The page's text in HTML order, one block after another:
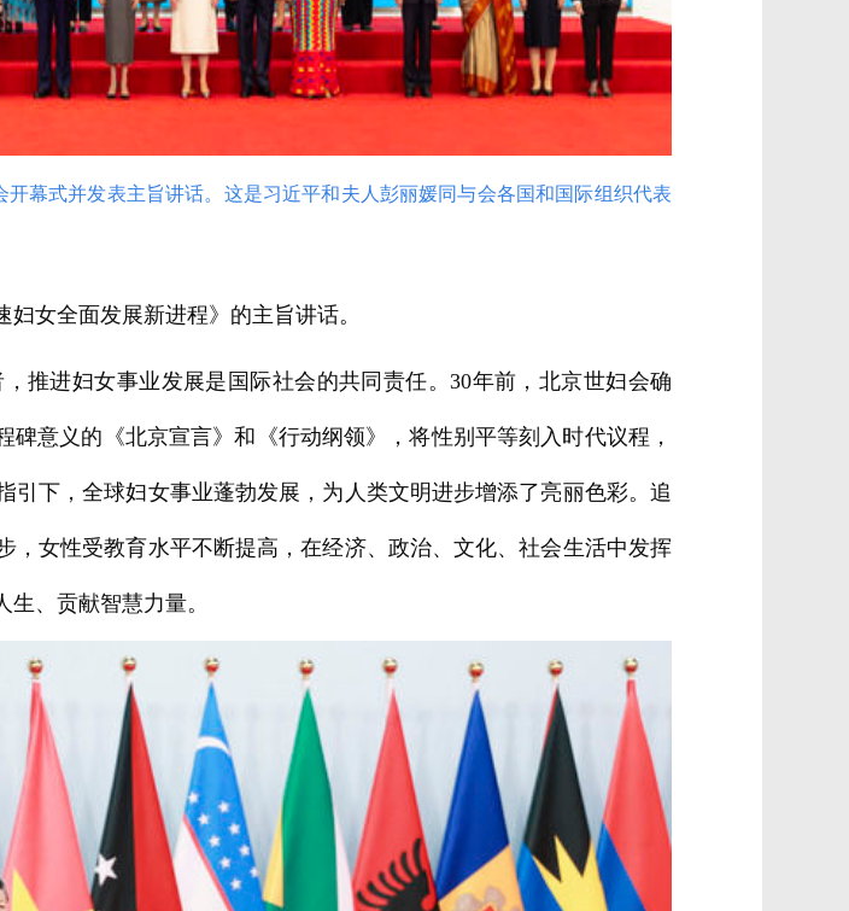
幕式并发表主旨讲话。这是习近平和夫人彭丽媛同与会各国和国际组织代表
女全面发展新进程》的主旨讲话。
推进妇女事业发展是国际社会的共同责任。30年前，北京世妇会确
意义的《北京宣言》和《行动纲领》，将性别平等刻入时代议程，
下，全球妇女事业蓬勃发展，为人类文明进步增添了亮丽色彩。追
女性受教育水平不断提高，在经济、政治、文化、社会生活中发挥
、贡献智慧力量。